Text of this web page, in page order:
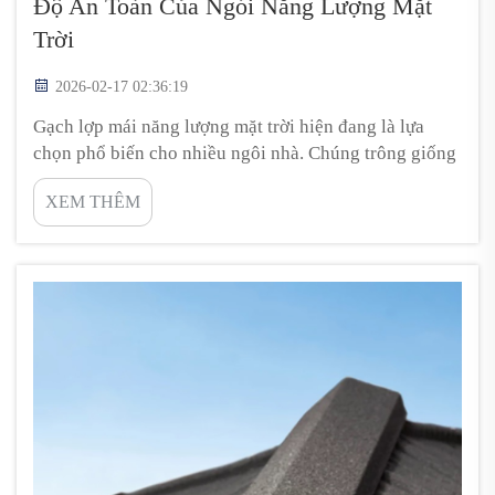
Độ An Toàn Của Ngói Năng Lượng Mặt
Trời
2026-02-17 02:36:19
Gạch lợp mái năng lượng mặt trời hiện đang là lựa
chọn phổ biến cho nhiều ngôi nhà. Chúng trông giống
hệt gạch lợp mái thông thường, nhưng bên trong có
công nghệ đặc biệt giúp chuyển đổi ánh sáng mặt trời
thành điện năng. Một trong những điều người ta
hoặc cháy dễ dàng hay không. Đây là một vấn đề...
XEM THÊM